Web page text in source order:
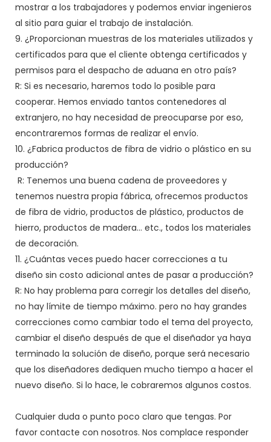
mostrar a los trabajadores y podemos enviar ingenieros
al sitio para guiar el trabajo de instalación.
9. ¿Proporcionan muestras de los materiales utilizados y
certificados para que el cliente obtenga certificados y
permisos para el despacho de aduana en otro país?
R: Si es necesario, haremos todo lo posible para
cooperar. Hemos enviado tantos contenedores al
extranjero, no hay necesidad de preocuparse por eso,
encontraremos formas de realizar el envío.
10. ¿Fabrica productos de fibra de vidrio o plástico en su
producción?
R: Tenemos una buena cadena de proveedores y
tenemos nuestra propia fábrica, ofrecemos productos
de fibra de vidrio, productos de plástico, productos de
hierro, productos de madera... etc., todos los materiales
de decoración.
11. ¿Cuántas veces puedo hacer correcciones a tu
diseño sin costo adicional antes de pasar a producción?
R: No hay problema para corregir los detalles del diseño,
no hay límite de tiempo máximo. pero no hay grandes
correcciones como cambiar todo el tema del proyecto,
cambiar el diseño después de que el diseñador ya haya
terminado la solución de diseño, porque será necesario
que los diseñadores dediquen mucho tiempo a hacer el
nuevo diseño. Si lo hace, le cobraremos algunos costos.
Cualquier duda o punto poco claro que tengas. Por
favor contacte con nosotros. Nos complace responder